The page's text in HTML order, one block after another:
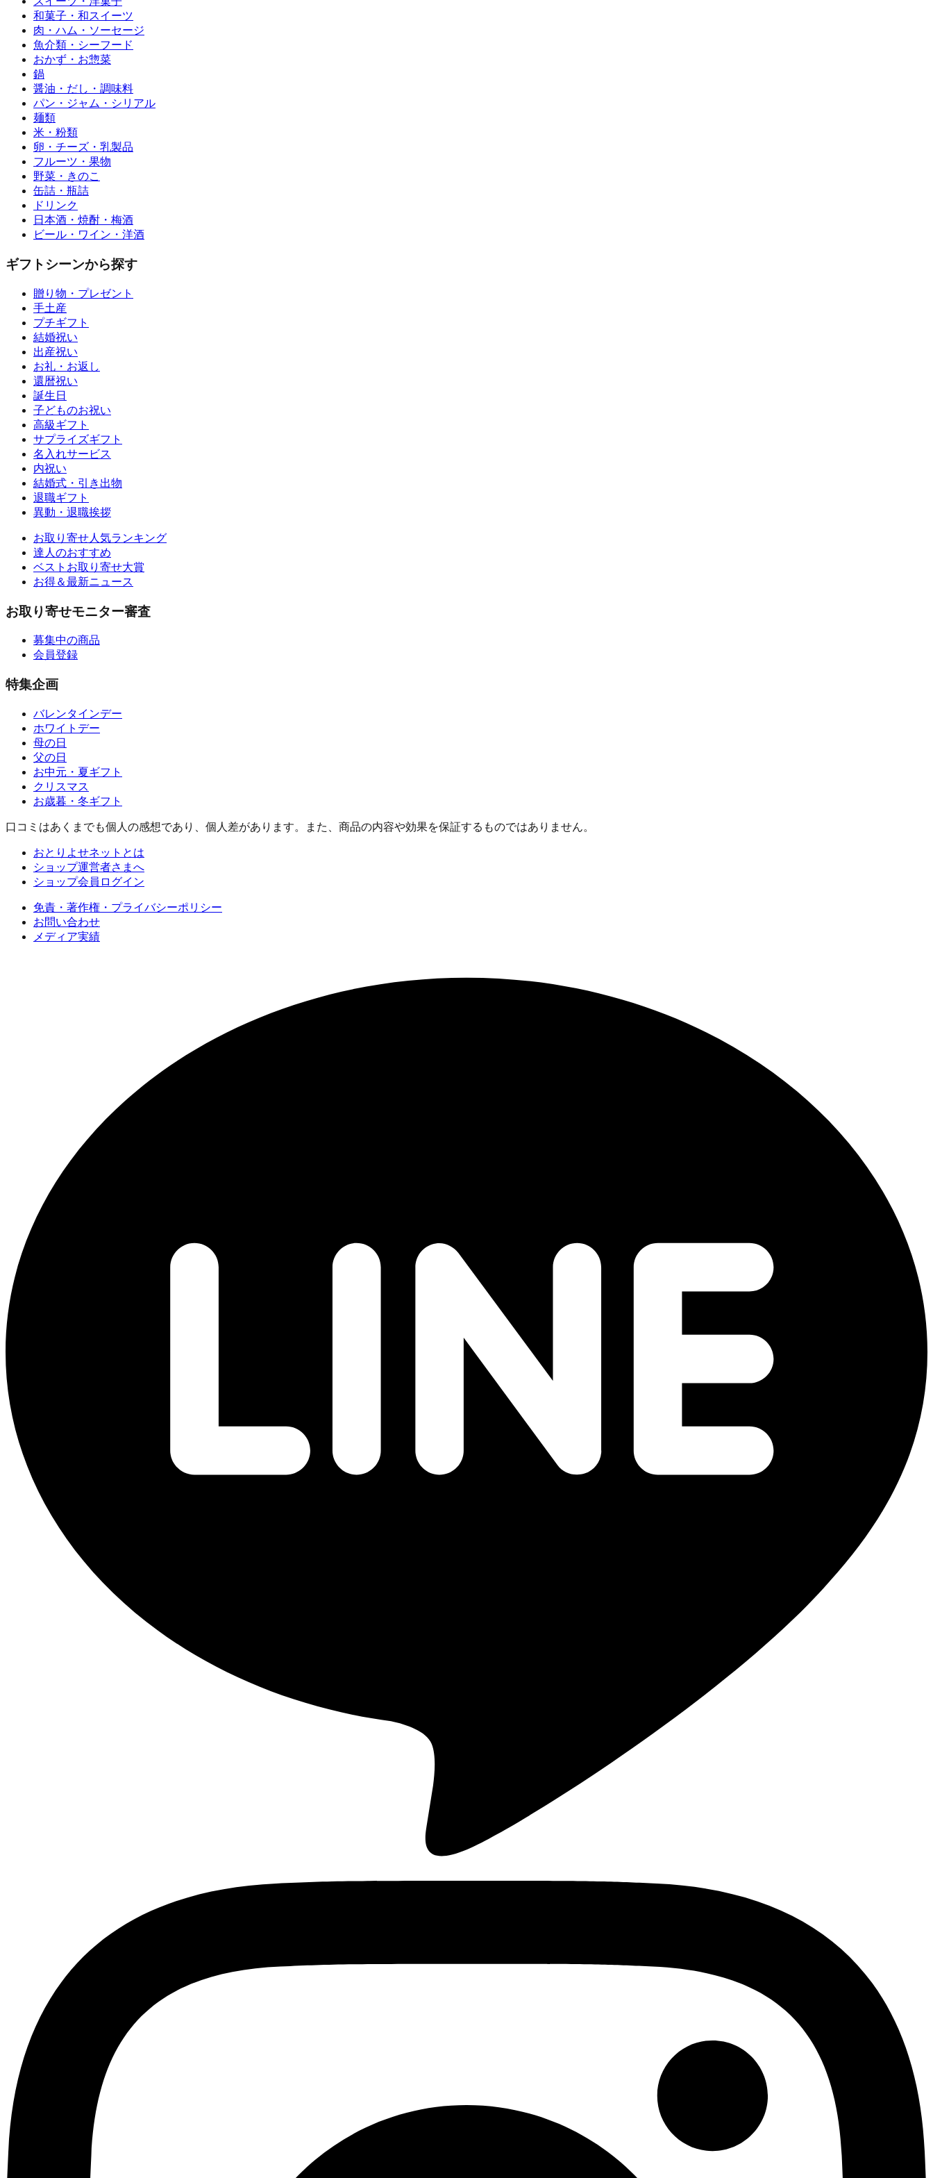
和菓子・和スイーツ
肉・ハム・ソーセージ
魚介類・シーフード
おかず・お惣菜
鍋
醤油・だし・調味料
パン・ジャム・シリアル
麺類
米・粉類
卵・チーズ・乳製品
フルーツ・果物
野菜・きのこ
缶詰・瓶詰
ドリンク
日本酒・焼酎・梅酒
ビール・ワイン・洋酒
ギフトシーンから探す
贈り物・プレゼント
手土産
プチギフト
結婚祝い
出産祝い
お礼・お返し
還暦祝い
誕生日
子どものお祝い
高級ギフト
サプライズギフト
名入れサービス
内祝い
結婚式・引き出物
退職ギフト
異動・退職挨拶
お取り寄せ人気ランキング
達人のおすすめ
ベストお取り寄せ大賞
お得＆最新ニュース
お取り寄せモニター審査
募集中の商品
会員登録
特集企画
バレンタインデー
ホワイトデー
母の日
父の日
お中元・夏ギフト
クリスマス
お歳暮・冬ギフト
口コミはあくまでも個人の感想であり、個人差があります。また、商品の内容や効果を保証するものではありません。
おとりよせネットとは
ショップ運営者さまへ
ショップ会員ログイン
免責・著作権・プライバシーポリシー
お問い合わせ
メディア実績